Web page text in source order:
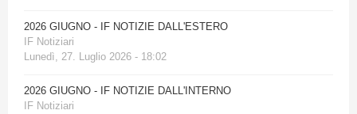
2026 GIUGNO - IF NOTIZIE DALL'ESTERO
IF Notiziari
Lunedì, 27. Luglio 2026 - 18:02
2026 GIUGNO - IF NOTIZIE DALL'INTERNO
IF Notiziari